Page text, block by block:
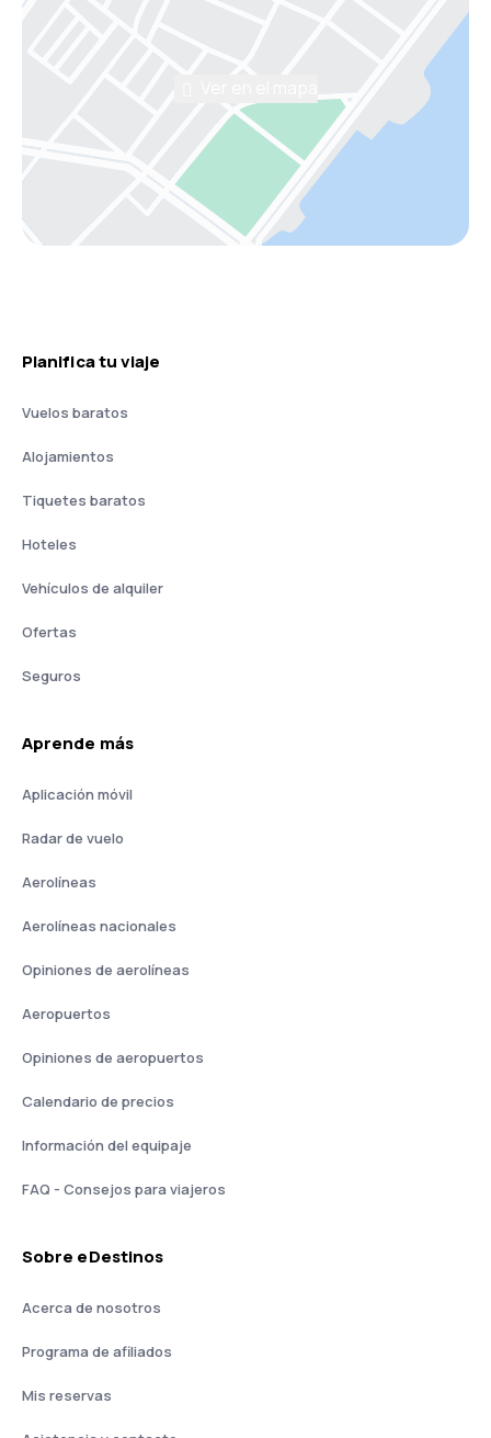
Planifica tu viaje
Vuelos baratos
Alojamientos
Tiquetes baratos
Hoteles
Vehículos de alquiler
Ofertas
Seguros
Aprende más
Aplicación móvil
Radar de vuelo
Aerolíneas
Aerolíneas nacionales
Opiniones de aerolíneas
Aeropuertos
Opiniones de aeropuertos
Calendario de precios
Información del equipaje
FAQ - Consejos para viajeros
Sobre eDestinos
Acerca de nosotros
Programa de afiliados
Mis reservas